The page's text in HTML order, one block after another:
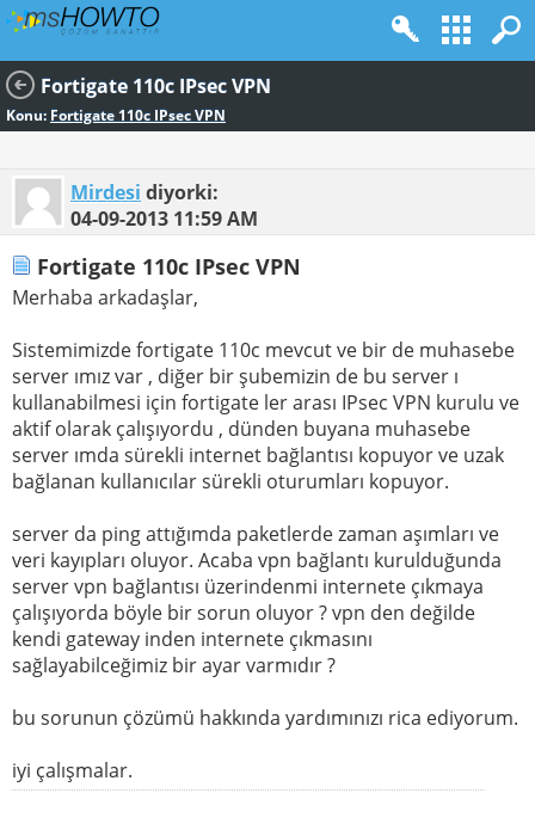
Fortigate 110c IPsec VPN
Konu: Fortigate 110c IPsec VPN
Mirdesi diyorki:
04-09-2013 11:59 AM
Fortigate 110c IPsec VPN
Merhaba arkadaşlar,
Sistemimizde fortigate 110c mevcut ve bir de muhasebe
server ımız var , diğer bir şubemizin de bu server ı
kullanabilmesi için fortigate ler arası IPsec VPN kurulu ve
aktif olarak çalışıyordu , dünden buyana muhasebe
server ımda sürekli internet bağlantısı kopuyor ve uzak
bağlanan kullanıcılar sürekli oturumları kopuyor.
server da ping attığımda paketlerde zaman aşımları ve
veri kayıpları oluyor. Acaba vpn bağlantı kurulduğunda
server vpn bağlantısı üzerindenmi internete çıkmaya
çalışıyorda böyle bir sorun oluyor ? vpn den değilde
kendi gateway inden internete çıkmasını
sağlayabilceğimiz bir ayar varmıdır ?
bu sorunun çözümü hakkında yardımınızı rica ediyorum.
iyi çalışmalar.